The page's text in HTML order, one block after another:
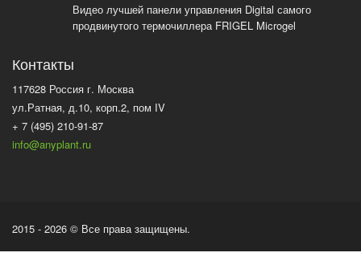
Видео лучшей панели управления Digital самого
продвинутого термочиллера FRIGEL Microgel
Контакты
117628 Россия г. Москва
ул.Ратная, д.10, корп.2, пом IV
+ 7 (495) 210-91-87
info@anyplant.ru
2015 - 2026 © Все права защищены.